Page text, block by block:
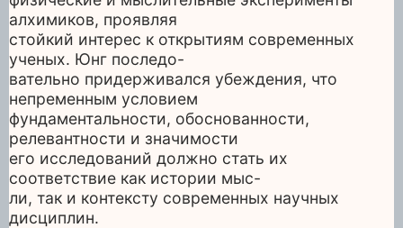
алхимиков, проявляя
стойкий интерес к открытиям современных
ученых. Юнг последо-
вательно придерживался убеждения, что
непременным условием
фундаментальности, обоснованности,
релевантности и значимости
его исследований должно стать их
соответствие как истории мыс-
ли, так и контексту современных научных
дисциплин.